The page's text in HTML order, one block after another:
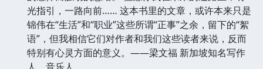
光指引，一路向前…… 这本书里的文章，或许本来只是
锦伟在“生活”和“职业”这些所谓“正事”之余，留下的“絮
语”，但我相信它们对作者和我们这些读者来说，反而
特别有心灵方面的意义。——梁文福 新加坡知名写作